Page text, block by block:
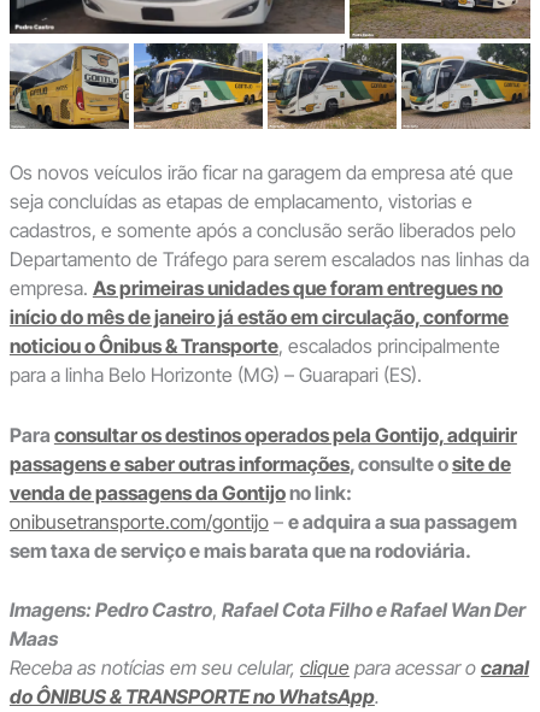
Os novos veículos irão ficar na garagem da empresa até que
seja concluídas as etapas de emplacamento, vistorias e
cadastros, e somente após a conclusão serão liberados pelo
Departamento de Tráfego para serem escalados nas linhas da
empresa. As primeiras unidades que foram entregues no
início do mês de janeiro já estão em circulação, conforme
noticiou o Ônibus & Transporte, escalados principalmente
para a linha Belo Horizonte (MG) – Guarapari (ES).
Para consultar os destinos operados pela Gontijo, adquirir
passagens e saber outras informações, consulte osite de
venda de passagens da Gontijono link:
onibusetransporte.com/gontijo– e adquira a sua passagem
sem taxa de serviço e mais barata que na rodoviária.
Imagens:Pedro Castro, Rafael Cota Filho e Rafael Wan Der
Maas
Receba as notícias em seu celular, cliquepara acessar o canal
do ÔNIBUS & TRANSPORTE no WhatsApp.